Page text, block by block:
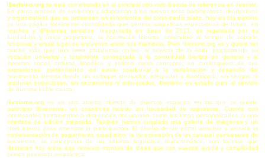
s
a
e
Iberismo.org se está convirtiendo en el principal sitio web iberista de referencia en internet.
En pleno proceso de evolución y adaptación a los nuevos retos participativos, divulgativos
y organizativos que se presentan en el horizonte del corto-medio plazo, hoy en día supone
ya una página totalmente consolidada que genera magníficas expectativas de futuro, en
muchos y diferentes sentidos. Inaugurada en Junio de 2013, es regentada por su
fundadora y única propietaria, la Asociación Iberista, sirviéndole al tiempo de soporte
funcional y virtual lugar de encuentro entre sus miembros. Pero Iberismo.org es y quiere ser
mucho más que una mera plataforma on-line al servicio de la AsIb, proclamando su
vocación universal y totalmente consagrada a la comunidad iberista en general y al
iberismo social, cultural, filosófico y político como concepto, en cualesquiera de sus
expresiones, pretendiendo -en suma- coadyuvar a la vertebración y desarrollo del
movimiento iberista desde un enfoque innovador, integrador y filantrópico, sin sesgos ni
ataduras prejuiciosas, sin sectarismos ni etiquetados. Iberismo en estado puro al servicio
de nuestra noble causa.
Iberismo.org es un sitio abierto, dotado de diversos espacios en los que se puede
participar libremente, en ocasiones incluso sin necesidad de registrarse. Cuenta con
interesantes herramientas a disposición del usuario, como los blogs personalizados, o una
interface de edición mejorada. También hemos instalado una galería de imágenes y un
chat interno para amenizar la participación; El diseño de un portal atractivo y versátil, la
implementación de seguimiento estadístico, la incorporación de un carrusel permanente de
encuestas, la concepción de un sistema lingüístico multicromático, son facetas que
destacan hoy entre ese inmenso montón de ideas que con vuestra ayuda y complicidad
iremos poniendo en práctica.